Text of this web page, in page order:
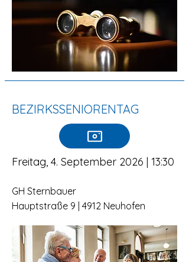
BEZIRKSSENIORENTAG
Freitag, 4. September 2026 | 13:30
GH Sternbauer
Hauptstraße 9 | 4912 Neuhofen